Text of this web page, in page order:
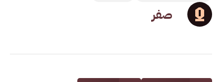
صفر